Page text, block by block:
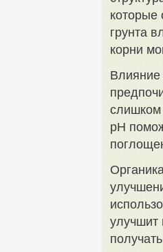
которые
грунта
корни
Влияние
слишком
pH
улучшит